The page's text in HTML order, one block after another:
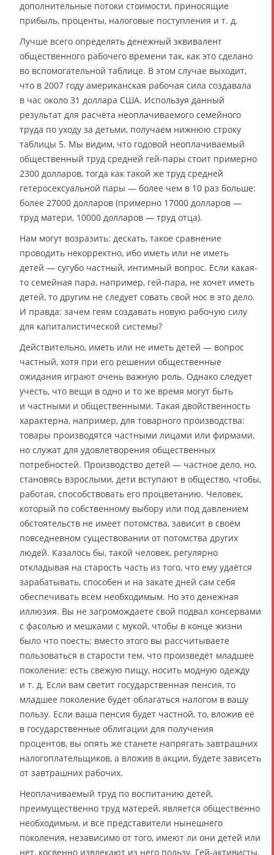
дополнительные потоки стоимости, приносящие
прибыль, проценты, налоговые поступления и т. д.
Лучше всего определять денежный эквивалент
общественного рабочего времени так, как это сделано
во вспомогательной таблице. В этом случае выходит,
что в 2007 году американская рабочая сила создавала
в час около 31 доллара США. Используя данный
результат для расчёта неоплачиваемого семейного
труда по уходу за детьми, получаем нижнюю строку
таблицы 5. Мы видим, что годовой неоплачиваемый
общественный труд средней гей-пары стоит примерно
2300 долларов, тогда как такой же труд средней
гетеросексуальной пары — более чем в 10 раз больше:
более 27000 долларов (примерно 17000 долларов —
труд матери, 10000 долларов — труд отца).
Нам могут возразить: дескать, такое сравнение
проводить некорректно, ибо иметь или не иметь
детей — сугубо частный, интимный вопрос. Если какая-
то семейная пара, например, гей-пара, не хочет иметь
детей, то другим не следует совать свой нос в это дело.
И правда: зачем геям создавать новую рабочую силу
для капиталистической системы?
Действительно, иметь или не иметь детей — вопрос
частный, хотя при его решении общественные
ожидания играют очень важную роль. Однако следует
учесть, что вещи в одно и то же время могут быть
и частными и общественными. Такая двойственность
характерна, например, для товарного производства:
товары производятся частными лицами или фирмами,
но служат для удовлетворения общественных
потребностей. Производство детей — частное дело, но,
становясь взрослыми, дети вступают в общество, чтобы,
работая, способствовать его процветанию. Человек,
который по собственному выбору или под давлением
обстоятельств не имеет потомства, зависит в своём
повседневном существовании от потомства других
людей. Казалось бы, такой человек, регулярно
откладывая на старость часть из того, что ему удаётся
зарабатывать, способен и на закате дней сам себя
обеспечивать всем необходимым. Но это денежная
иллюзия. Вы не загромождаете свой подвал консервами
с фасолью и мешками с мукой, чтобы в конце жизни
было что поесть; вместо этого вы рассчитываете
пользоваться в старости тем, что произведёт младшее
поколение: есть свежую пищу, носить модную одежду
и т. д. Если вам светит государственная пенсия, то
младшее поколение будет облагаться налогом в вашу
пользу. Если ваша пенсия будет частной, то, вложив её
в государственные облигации для получения
процентов, вы опять же станете напрягать завтрашних
налогоплательщиков, а вложив в акции, будете зависеть
от завтрашних рабочих.
Неоплачиваемый труд по воспитанию детей,
преимущественно труд матерей, является общественно
необходимым, и все представители нынешнего
поколения, независимо от того, имеют ли они детей или
нет, косвенно извлекают из него пользу. Гей-активисты,